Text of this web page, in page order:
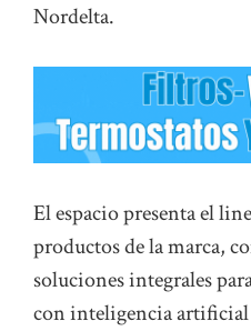
Nordelta.
El espacio presenta el
productos de la marca,
soluciones integrales
con inteligencia